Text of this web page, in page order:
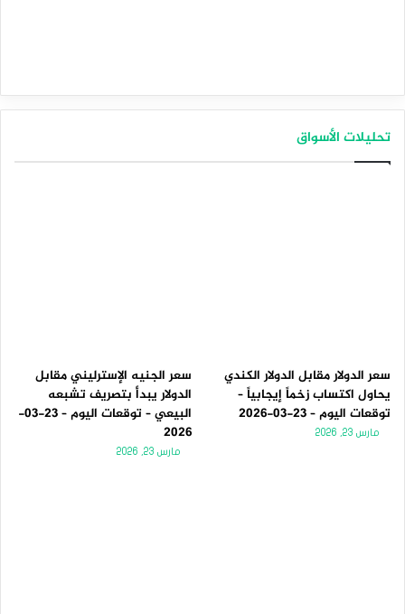
تحليلات الأسواق
سعر الدولار مقابل الدولار الكندي
يحاول اكتساب زخماً إيجابياً –
توقعات اليوم – 23-03-2026
مارس 23, 2026
سعر الجنيه الإسترليني مقابل
الدولار يبدأ بتصريف تشبعه
البيعي – توقعات اليوم – 23-03-
2026
مارس 23, 2026